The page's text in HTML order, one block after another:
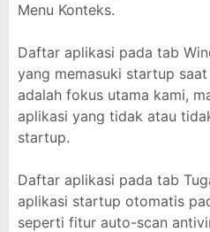
Menu Konteks.
Daftar aplikasi pada tab
yang memasuki startup
adalah fokus utama kami,
aplikasi yang tidak atau
startup.
Daftar aplikasi pada tab
aplikasi startup otomatis
seperti fitur auto-scan